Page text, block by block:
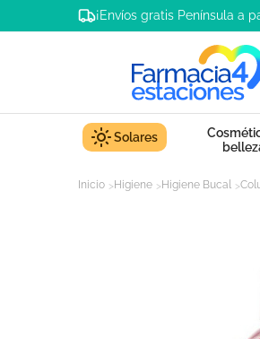
¡Envíos gratis Península a
Solares
Inicio Higiene Higiene Bucal